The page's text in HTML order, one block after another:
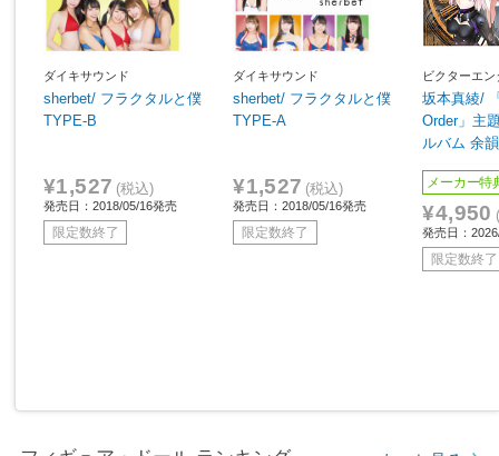
ダイキサウンド
sherbet/ フラクタルと僕
TYPE-B
¥1,527 (税込)
発売日：2018/05/16発売
限定数終了
ダイキサウンド
sherbet/ フラクタルと僕
TYPE-A
¥1,527 (税込)
発売日：2018/05/16発売
限定数終了
ビクターエ
坂本真綾/
Order」主
ルバム 余
メーカー特
¥4,950
発売日：
限定数終了